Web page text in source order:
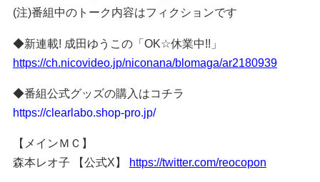
(注)番組中のトーク内容はフィクションです
◆新連載! 成田ゆうこの「OK☆休業中!!」
https://ch.nicovideo.jp/niconana/blomaga/ar2180939
◆番組公式グッズの購入はコチラ
https://clearlabo.shop-pro.jp/
【メインＭＣ】
森本レオ子 【公式X】 https://twitter.com/reocopon